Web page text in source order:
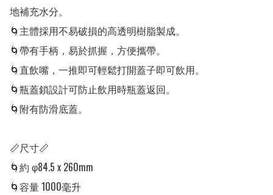
地補充水分。
🌀主體採用不易破損的高透明樹脂製成。
🌀帶有手柄，易於抓握，方便攜帶。
🌀直飲嘴，一推即可輕鬆打開蓋子即可飲用。
🌀瓶蓋鎖設計可防止飲用時瓶蓋返回。
🌀附有防滑底蓋。
📏尺寸📏
🌀約 φ84.5 x 260mm
🌀容量 1000毫升